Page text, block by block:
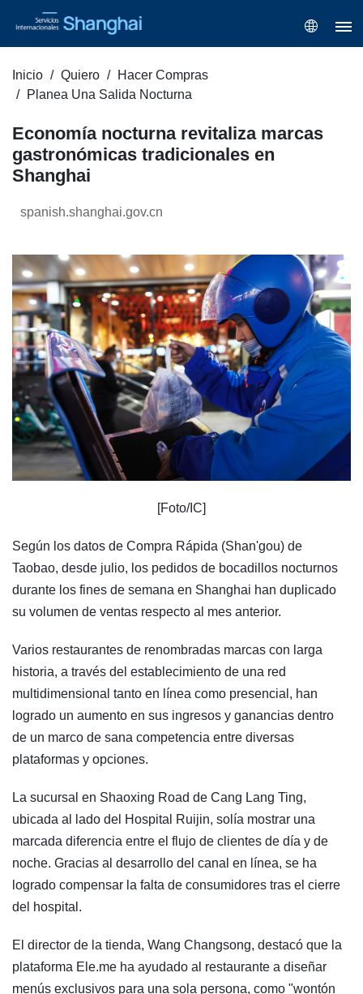
Inicio Quiero
Hacer Compras
Planea Una Salida Nocturna
Economía nocturna revitaliza marcas
gastronómicas tradicionales en
Shanghai
spanish.shanghai.gov.cn
[Foto/IC]
Según los datos de Compra Rápida (Shan'gou) de
Taobao, desde julio, los pedidos de bocadillos nocturnos
durante los fines de semana en Shanghai han duplicado
su volumen de ventas respecto al mes anterior.
Varios restaurantes de renombradas marcas con larga
historia, a través del establecimiento de una red
multidimensional tanto en línea como presencial, han
logrado un aumento en sus ingresos y ganancias dentro
de un marco de sana competencia entre diversas
plataformas y opciones.
La sucursal en Shaoxing Road de Cang Lang Ting,
ubicada al lado del Hospital Ruijin, solía mostrar una
marcada diferencia entre el flujo de clientes de día y de
noche. Gracias al desarrollo del canal en línea, se ha
logrado compensar la falta de consumidores tras el cierre
del hospital.
El director de la tienda, Wang Changsong, destacó que la
plataforma Ele.me ha ayudado al restaurante a diseñar
menús exclusivos para una sola persona, como "wontón